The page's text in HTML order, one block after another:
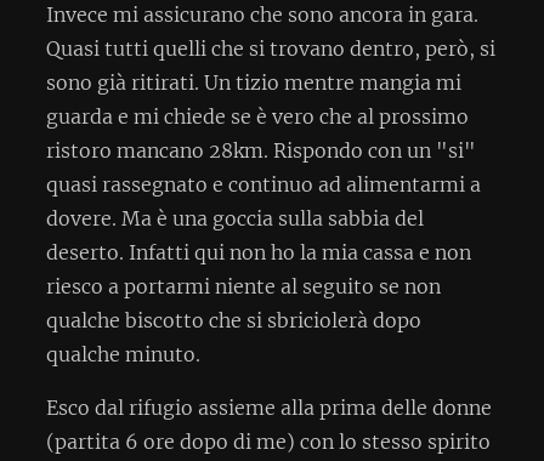
Invece mi assicurano che sono ancora in gara.
Quasi tutti quelli che si trovano dentro, però, si
sono già ritirati. Un tizio mentre mangia mi
guarda e mi chiede se è vero che al prossimo
ristoro mancano 28km. Rispondo con un "si"
quasi rassegnato e continuo ad alimentarmi a
dovere. Ma è una goccia sulla sabbia del
deserto. Infatti qui non ho la mia cassa e non
riesco a portarmi niente al seguito se non
qualche biscotto che si sbriciolerà dopo
qualche minuto.
Esco dal rifugio assieme alla prima delle donne
(partita 6 ore dopo di me) con lo stesso spirito